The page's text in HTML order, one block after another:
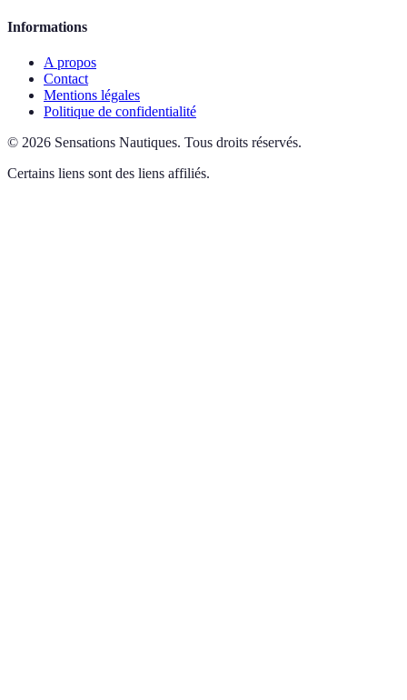
Informations
A propos
Contact
Mentions légales
Politique de confidentialité
© 2026 Sensations Nautiques. Tous droits réservés.
Certains liens sont des liens affiliés.